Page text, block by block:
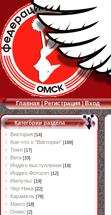
Главная|Регистрация|Вход
Категории раздела
Виктория [14]
Кое-что о "Виктории" [169]
Темп [17]
Вега [33]
Индиго выступления [19]
Индиго Фотосет [12]
Импульс [19]
Чер-Ника [22]
Карамель [76]
Манго [18]
Оникс [2]